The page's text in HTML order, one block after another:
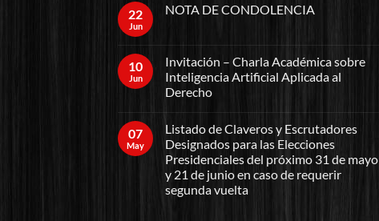
22
Jun
NOTA DE CONDOLENCIA
10
Jun
Invitación – Charla Académica sobre
Inteligencia Artificial Aplicada al
Derecho
07
May
Listado de Claveros y Escrutadores
Designados para las Elecciones
Presidenciales del próximo 31 de mayo
y 21 de junio en caso de requerir
segunda vuelta